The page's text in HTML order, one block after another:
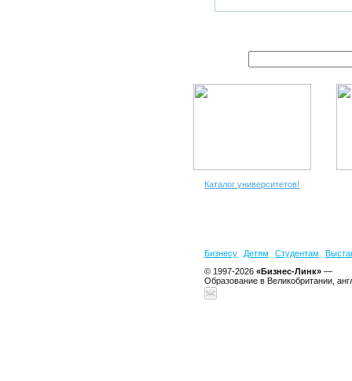
Каталог университетов!
Бизнесу Детям Студентам
© 1997-2026 «Бизнес-Линк» —
Образование в Великобритании,